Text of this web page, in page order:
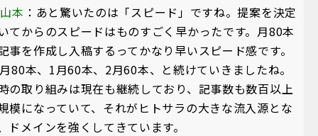
本 ：あと驚いたのは「スピード」ですね。提案を決定
てからのスピードはものすごく早かったです。月80本
事を作成し入稿するってかなり早いスピード感です。
80本、1月60本、2月60本、と続けていきましたね。
の取り組みは現在も継続しており、記事数も数百以上
模になっていて、それがヒトサラの大きな流入源とな
ドメインを強くしてきています。